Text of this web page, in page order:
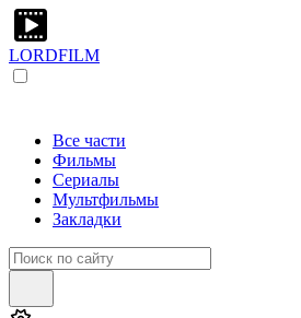
LORDFILM
Все части
Фильмы
Сериалы
Мультфильмы
Закладки